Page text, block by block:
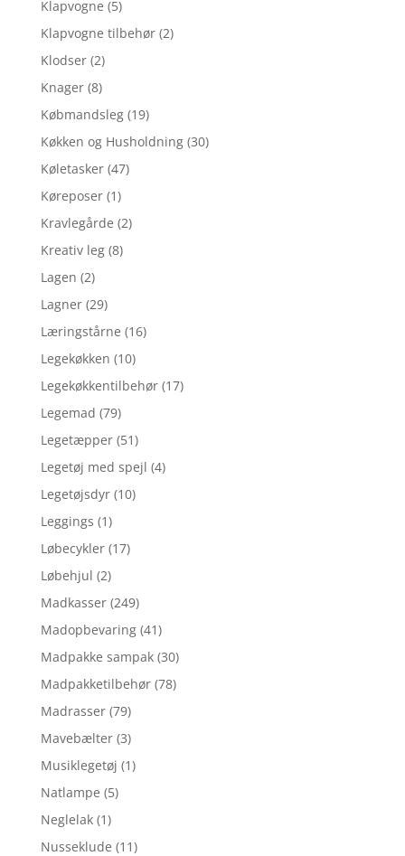
Klapvogne (5)
Klapvogne tilbehør (2)
Klodser (2)
Knager (8)
Købmandsleg (19)
Køkken og Husholdning (30)
Køletasker (47)
Køreposer (1)
Kravlegårde (2)
Kreativ leg (8)
Lagen (2)
Lagner (29)
Læringstårne (16)
Legekøkken (10)
Legekøkkentilbehør (17)
Legemad (79)
Legetæpper (51)
Legetøj med spejl (4)
Legetøjsdyr (10)
Leggings (1)
Løbecykler (17)
Løbehjul (2)
Madkasser (249)
Madopbevaring (41)
Madpakke sampak (30)
Madpakketilbehør (78)
Madrasser (79)
Mavebælter (3)
Musiklegetøj (1)
Natlampe (5)
Neglelak (1)
Nusseklude (11)